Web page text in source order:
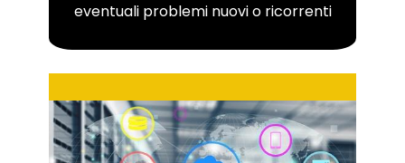
eventuali problemi nuovi o ricorrenti